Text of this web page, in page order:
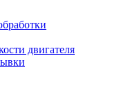
двигателя